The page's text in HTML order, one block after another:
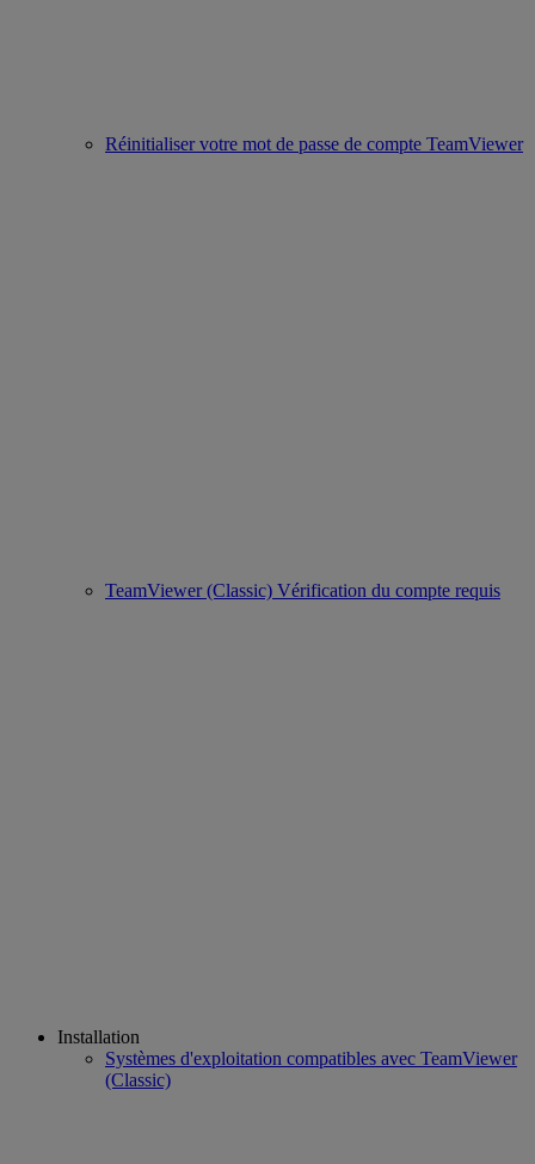
Réinitialiser votre mot de passe de compte TeamViewer
TeamViewer (Classic) Vérification du compte requis
Installation
Systèmes d'exploitation compatibles avec TeamViewer
(Classic)